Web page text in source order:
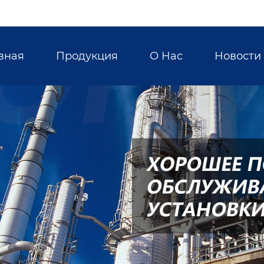
Продукция О Hас Новости